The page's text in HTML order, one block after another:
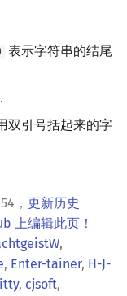
表示字符串的结尾
．
双引号括起来的字
， 更新历史
上编辑此页！
,
, Enter-tainer, H-J-
, cjsoft,